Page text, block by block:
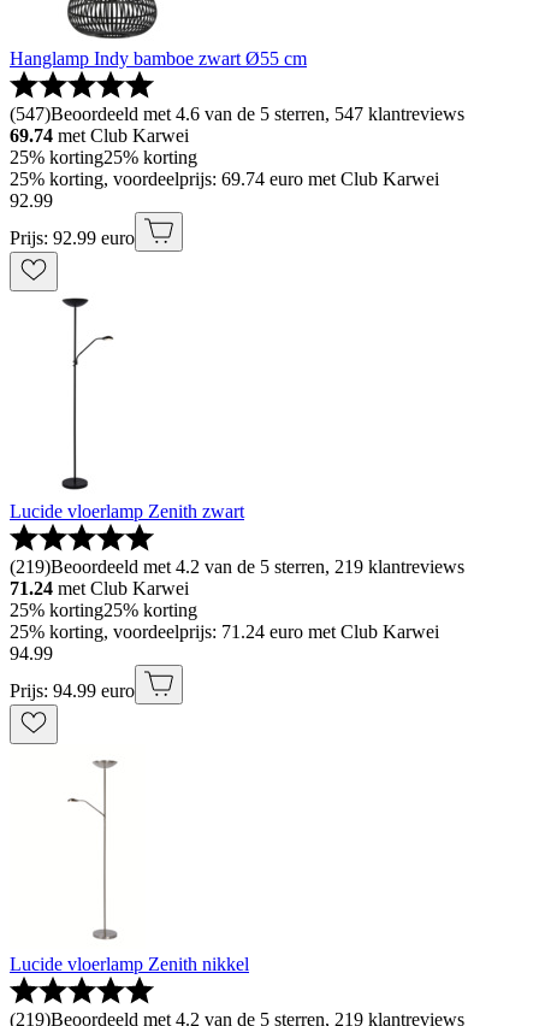
Hanglamp Indy bamboe zwart Ø55 cm
(547)Beoordeeld met 4.6 van de 5 sterren, 547 klantreviews
69.74 met Club Karwei
25% korting25% korting
25% korting, voordeelprijs: 69.74 euro met Club Karwei
92.99
Prijs: 92.99 euro
Lucide vloerlamp Zenith zwart
(219)Beoordeeld met 4.2 van de 5 sterren, 219 klantreviews
71.24 met Club Karwei
25% korting25% korting
25% korting, voordeelprijs: 71.24 euro met Club Karwei
94.99
Prijs: 94.99 euro
Lucide vloerlamp Zenith nikkel
(219)Beoordeeld met 4.2 van de 5 sterren, 219 klantreviews